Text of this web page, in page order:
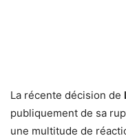
La récente décision de
publiquement de sa
une multitude de